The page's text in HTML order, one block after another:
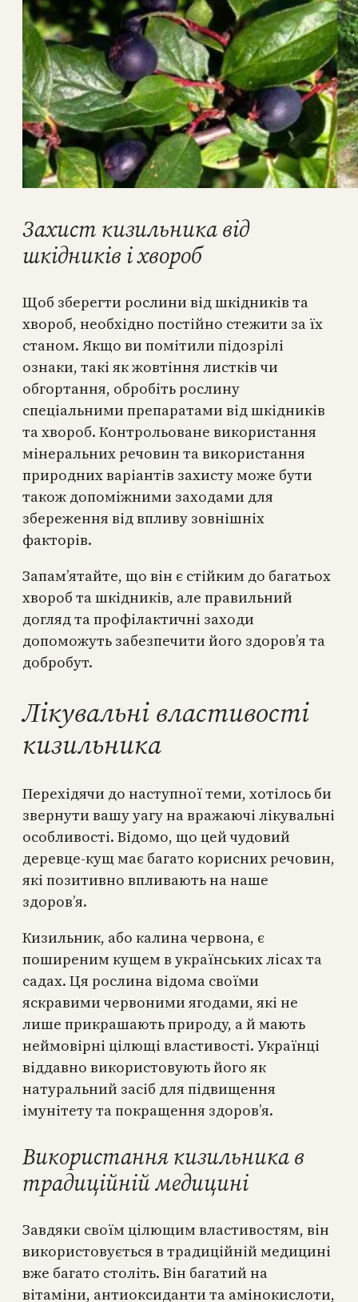
Захист кизильника від
шкідників і хвороб
Щоб зберегти рослини від шкідників та
хвороб, необхідно постійно стежити за їх
станом. Якщо ви помітили підозрілі
ознаки, такі як жовтіння листків чи
обгортання, обробіть рослину
спеціальними препаратами від шкідників
та хвороб. Контрольоване використання
мінеральних речовин та використання
природних варіантів захисту може бути
також допоміжними заходами для
збереження від впливу зовнішніх
факторів.
Запам’ятайте, що він є стійким до багатьох
хвороб та шкідників, але правильний
догляд та профілактичні заходи
допоможуть забезпечити його здоров’я та
добробут.
Лікувальні властивості
кизильника
Перехідячи до наступної теми, хотілось би
звернути вашу уагу на вражаючі лікувальні
особливості. Відомо, що цей чудовий
деревце-кущ має багато корисних речовин,
які позитивно впливають на наше
здоров’я.
Кизильник, або калина червона, є
поширеним кущем в українських лісах та
садах. Ця рослина відома своїми
яскравими червоними ягодами, які не
лише прикрашають природу, а й мають
неймовірні цілющі властивості. Українці
віддавно використовують його як
натуральний засіб для підвищення
імунітету та покращення здоров’я.
Використання кизильника в
традиційній медицині
Завдяки своїм цілющим властивостям, він
використовується в традиційній медицині
вже багато століть. Він багатий на
вітаміни, антиоксиданти та амінокислоти,